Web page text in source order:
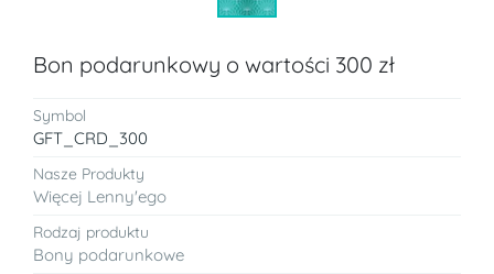
Bon podarunkowy o wartości 300 zł
Symbol
GFT_CRD_300
Nasze Produkty
Więcej Lenny'ego
Rodzaj produktu
Bony podarunkowe